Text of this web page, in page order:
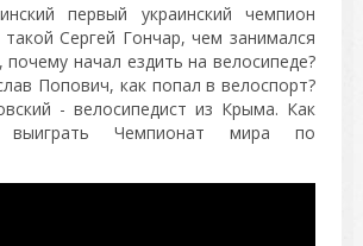
первый украинский чемпион
Сергей Гончар, чем занимался
почему начал ездить на велосипеде?
Попович, как попал в велоспорт?
- велосипедист из Крыма. Как
Чемпионат мира по